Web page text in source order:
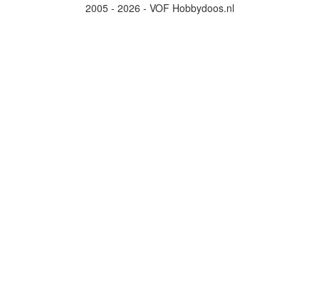
2005 - 2026 - VOF Hobbydoos.nl